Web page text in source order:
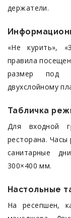
держатели.
«Не курить»,
правила
размер под
двухслойному
Табличка
Для входной
ресторана.
санитарные
300×400 мм.
Настольные
На ресепшен,